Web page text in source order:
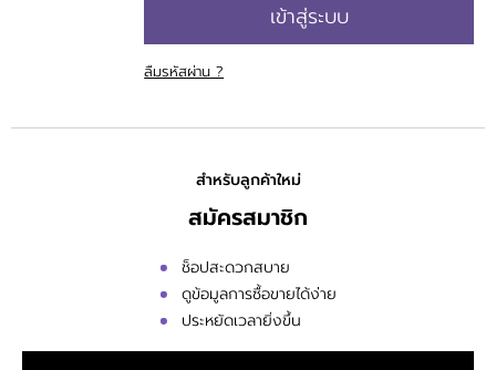
ข่าวสาร
เข้าสู่ระบบ
ลืมรหัสผ่าน ?
สมัครสมาชิก
สำหรับลูกค้าใหม่
ช็อปสะดวกสบาย
ดูข้อมูลการซื้อขายได้ง่าย
ประหยัดเวลายิ่งขึ้น